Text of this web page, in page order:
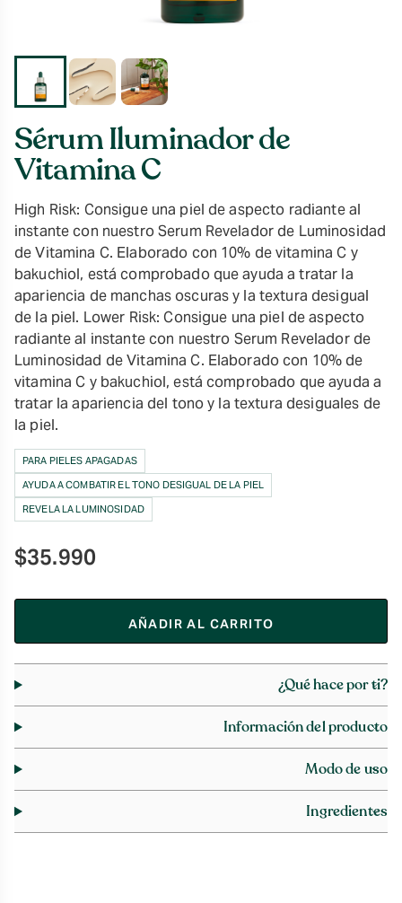
Sérum Iluminador de
Vitamina C
High Risk: Consigue una piel de aspecto radiante al
instante con nuestro Serum Revelador de Luminosidad
de Vitamina C. Elaborado con 10% de vitamina C y
bakuchiol, está comprobado que ayuda a tratar la
apariencia de manchas oscuras y la textura desigual
de la piel. Lower Risk: Consigue una piel de aspecto
radiante al instante con nuestro Serum Revelador de
Luminosidad de Vitamina C. Elaborado con 10% de
vitamina C y bakuchiol, está comprobado que ayuda a
tratar la apariencia del tono y la textura desiguales de
la piel.
PARA PIELES APAGADAS
AYUDA A COMBATIR EL TONO DESIGUAL DE LA PIEL
REVELA LA LUMINOSIDAD
$35.990
AÑADIR AL CARRITO
¿Qué hace por ti?
Información del producto
Modo de uso
Ingredientes